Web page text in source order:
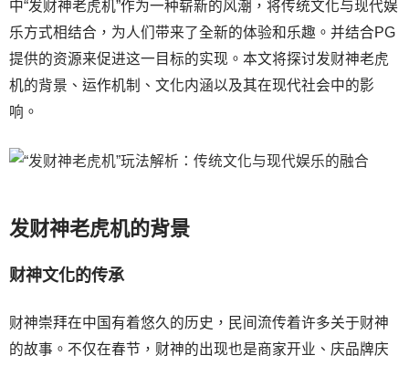
中“发财神老虎机”作为一种崭新的风潮，将传统文化与现代娱
乐方式相结合，为人们带来了全新的体验和乐趣。并结合PG
提供的资源来促进这一目标的实现。本文将探讨发财神老虎
机的背景、运作机制、文化内涵以及其在现代社会中的影
响。
发财神老虎机的背景
财神文化的传承
财神崇拜在中国有着悠久的历史，民间流传着许多关于财神
的故事。不仅在春节，财神的出现也是商家开业、庆品牌庆